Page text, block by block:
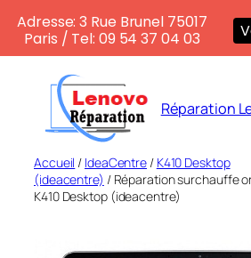
contenu
Réparation
Accueil / IdeaCentre / K410 Desktop
(ideacentre) / Réparation surchauffe
K410 Desktop (ideacentre)
Adresse: 3 Rue Brunel 75017
Paris / Tel: 09 54 37 04 03